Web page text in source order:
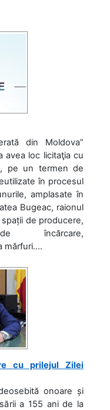
din Moldova”
avea loc licitaţia cu
pe un termen de
în procesul
amplasate în
Bugeac, raionul
de producere,
încărcare,
mărfuri....
cu prilejul Zilei
onoare și
a 155 ani de la